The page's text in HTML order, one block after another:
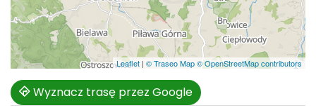
Leaflet | © Traseo Map© OpenStreetMap contributors
Wyznacz trasę przez Google